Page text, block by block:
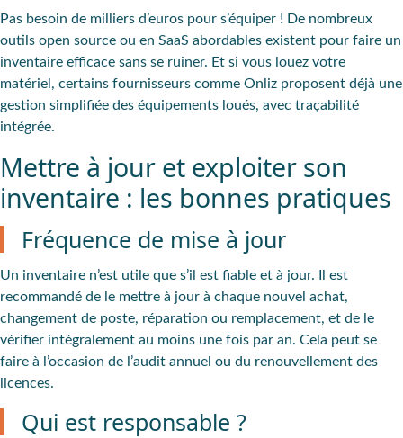
Pas besoin de milliers d’euros pour s’équiper ! De nombreux
outils open source ou en SaaS abordables existent pour faire un
inventaire efficace sans se ruiner. Et si vous louez votre
matériel, certains fournisseurs comme Onliz proposent déjà une
gestion simplifiée des équipements loués, avec traçabilité
intégrée.
Mettre à jour et exploiter son
inventaire : les bonnes pratiques
Fréquence de mise à jour
Un inventaire n’est utile que s’il est fiable et à jour. Il est
recommandé de le mettre à jour à chaque nouvel achat,
changement de poste, réparation ou remplacement, et de le
vérifier intégralement au moins une fois par an. Cela peut se
faire à l’occasion de l’audit annuel ou du renouvellement des
licences.
Qui est responsable ?